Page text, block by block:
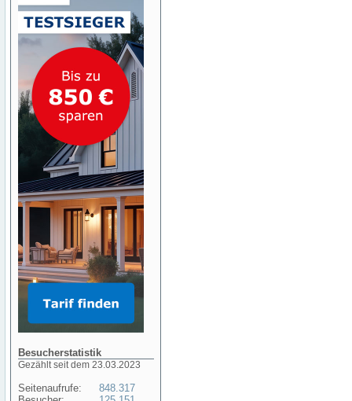
Besucherstatistik
Gezählt seit dem 23.03.2023
Seitenaufrufe:
848.317